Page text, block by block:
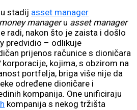
stadij asset manager
money manageru asset manager
radi, nakon što je zaista i došlo
predvidio – odlikuje
prijenos računice s dioničara
korporacije, kojima, s obzirom na
portfelja, briga više nije da
određene dioničare i
kompanija. One unificiraju
kompanija s nekog tržišta